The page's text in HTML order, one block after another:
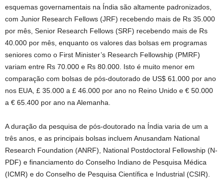
esquemas governamentais na Índia são altamente padronizados,
com Junior Research Fellows (JRF) recebendo mais de Rs 35.000
por mês, Senior Research Fellows (SRF) recebendo mais de Rs
40.000 por mês, enquanto os valores das bolsas em programas
seniores como o First Minister’s Research Fellowship (PMRF)
variam entre Rs 70.000 e Rs 80.000. Isto é muito menor em
comparação com bolsas de pós-doutorado de US$ 61.000 por ano
nos EUA, £ 35.000 a £ 46.000 por ano no Reino Unido e € 50.000
a € 65.400 por ano na Alemanha.
A duração da pesquisa de pós-doutorado na Índia varia de um a
três anos, e as principais bolsas incluem Anusandam National
Research Foundation (ANRF), National Postdoctoral Fellowship (N-
PDF) e financiamento do Conselho Indiano de Pesquisa Médica
(ICMR) e do Conselho de Pesquisa Científica e Industrial (CSIR).